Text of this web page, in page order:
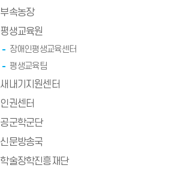
부속농장
평생교육원
장애인평생교육센터
평생교육팀
새내기지원센터
인권센터
공군학군단
신문방송국
학술장학진흥재단